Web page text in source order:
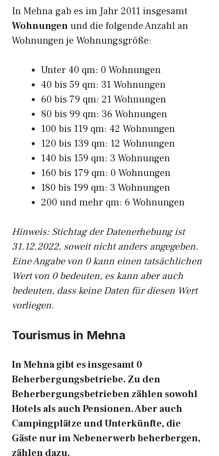
In Mehna gab es im Jahr 2011 insgesamt
Wohnungenund die folgende Anzahl an
Wohnungen je Wohnungsgröße:
Unter 40 qm: 0 Wohnungen
40 bis 59 qm: 31 Wohnungen
60 bis 79 qm: 21 Wohnungen
80 bis 99 qm: 36 Wohnungen
100 bis 119 qm: 42 Wohnungen
120 bis 139 qm: 12 Wohnungen
140 bis 159 qm: 3 Wohnungen
160 bis 179 qm: 0 Wohnungen
180 bis 199 qm: 3 Wohnungen
200 und mehr qm: 6 Wohnungen
Hinweis: Stichtag der Datenerhebung ist
31.12.2022, soweit nicht anders angegeben.
Eine Angabe von 0 kann einen tatsächlichen
Wert von 0 bedeuten, es kann aber auch
bedeuten, dass keine Daten für diesen Wert
vorliegen.
Tourismus in Mehna
In Mehna gibt es insgesamt 0
Beherbergungsbetriebe. Zu den
Beherbergungsbetrieben zählen sowohl
Hotels als auch Pensionen. Aber auch
Campingplätze und Unterkünfte, die
Gäste nur im Nebenerwerb beherbergen,
zählen dazu.